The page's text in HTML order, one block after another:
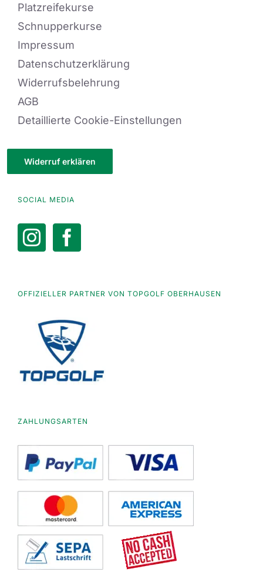
Platzreifekurse
Schnupperkurse
Impressum
Datenschutzerklärung
Widerrufsbelehrung
AGB
Detaillierte Cookie-Einstellungen
Widerruf erklären
SOCIAL MEDIA
OFFIZIELLER PARTNER VON TOPGOLF OBERHAUSEN
ZAHLUNGSARTEN